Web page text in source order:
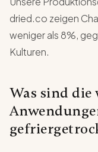
dried.co zeigen
weniger als 8%,
Kulturen.
Was sind